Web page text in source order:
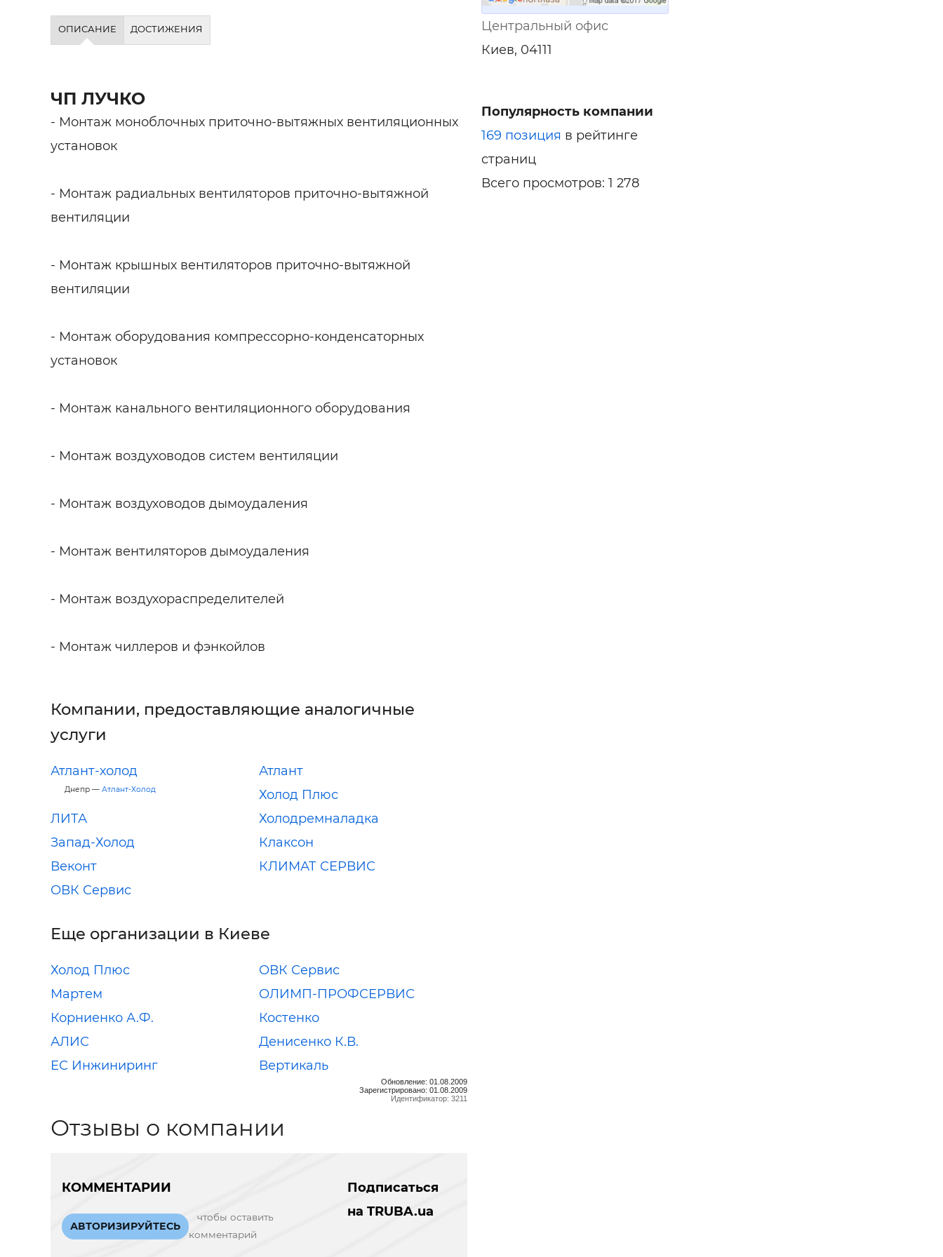
ОПИСАНИЕ ДОСТИЖЕНИЯ
ЧП ЛУЧКО
- Монтаж моноблочных приточно-вытяжных вентиляционных
установок
- Монтаж радиальных вентиляторов приточно-вытяжной
вентиляции
- Монтаж крышных вентиляторов приточно-вытяжной
вентиляции
- Монтаж оборудования компрессорно-конденсаторных
установок
- Монтаж канального вентиляционного оборудования
- Монтаж воздуховодов систем вентиляции
- Монтаж воздуховодов дымоудаления
- Монтаж вентиляторов дымоудаления
- Монтаж воздухораспределителей
- Монтаж чиллеров и фэнкойлов
Компании, предоставляющие аналогичные
услуги
Атлант-холод
Днепр — Атлант-Холод
Атлант
Холод Плюс
ЛИТА
Холодремналадка
Запад-Холод
Клаксон
Веконт
КЛИМАТ СЕРВИС
ОВК Сервис
Еще организации в Киеве
Холод Плюс
ОВК Сервис
Мартем
ОЛИМП-ПРОФСЕРВИС
Корниенко А.Ф.
Костенко
АЛИС
Денисенко К.В.
ЕС Инжиниринг
Вертикаль
Обновление: 01.08.2009
Зарегистрировано: 01.08.2009
Идентификатор: 3211
Отзывы о компании
КОММЕНТАРИИ
АВТОРИЗИРУЙТЕСЬ
чтобы оставить
комментарий
Подписаться
на TRUBA.ua
Центральный офис
Киев, 04111
Популярность компании
169 позиция в рейтинге
страниц
Всего просмотров: 1 278